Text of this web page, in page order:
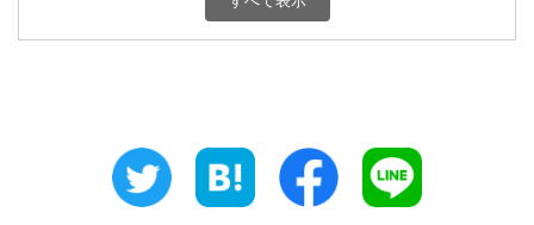
800円 三重県